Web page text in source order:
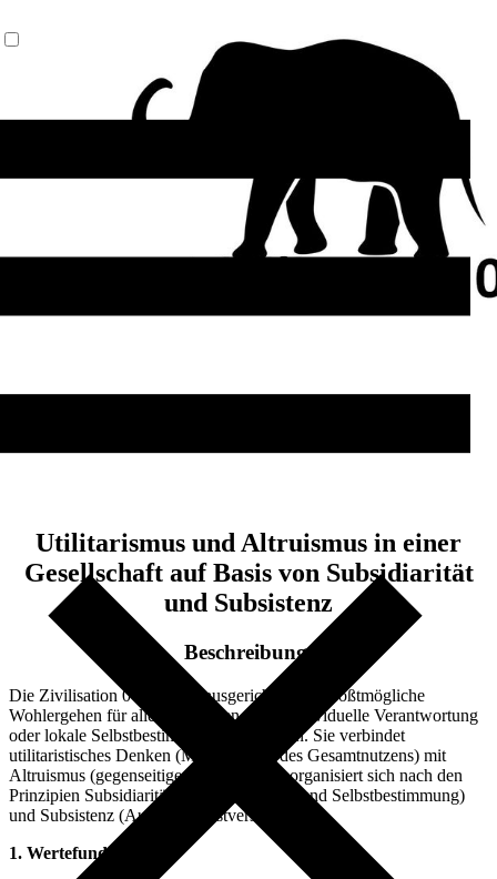
Utilitarismus und Altruismus in einer
Gesellschaft auf Basis von Subsidiarität
und Subsistenz
Beschreibung
Die Zivilisation 0 ist darauf ausgerichtet, das größtmögliche
Wohlergehen für alle zu schaffen, ohne individuelle Verantwortung
oder lokale Selbstbestimmung aufzugeben. Sie verbindet
utilitaristisches Denken (Maximierung des Gesamtnutzens) mit
Altruismus (gegenseitige Fürsorge) und organisiert sich nach den
Prinzipien Subsidiarität (Höchster Schutz und Selbstbestimmung)
und Subsistenz (Autarke Selbstversorgung).
1. Wertefundament